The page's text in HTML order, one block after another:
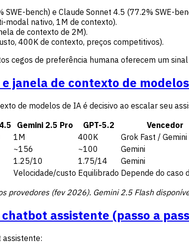
SWE-bench) e Claude Sonnet 4.5 (77.2% SWE-
modal nativo, 1M de contexto).
de contexto de 2M).
400K de contexto, preços competitivos).
cegos de preferência humana oferecem um
janela de contexto de
de modelos de IA é decisivo ao escalar seu
Gemini 2.5 Pro GPT-5.2
Vencedor
1M 400K
Grok Fast / Gemini
~156 ~100
Gemini
1.25/10 1.75/14
Gemini
Velocidade/custo Equilibrado Depende do caso
provedores (fev 2026). Gemini 2.5 Flash
assistente (passo a
assistente: